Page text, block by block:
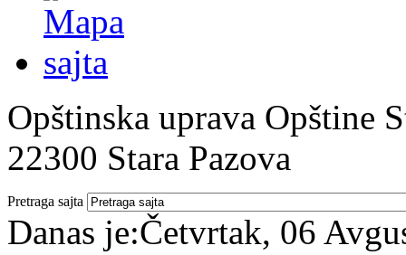
Opštinska uprava Opštine
22300 Stara Pazova
Pretraga sajta
Danas je:Četvrtak, 06